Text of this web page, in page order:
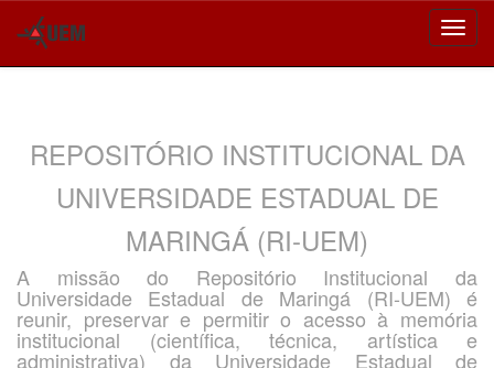
REPOSITÓRIO INSTITUCIONAL DA
UNIVERSIDADE ESTADUAL DE
MARINGÁ (RI-UEM)
A missão do Repositório Institucional da
Universidade Estadual de Maringá (RI-UEM) é
reunir, preservar e permitir o acesso à memória
institucional (científica, técnica, artística e
administrativa) da Universidade Estadual de